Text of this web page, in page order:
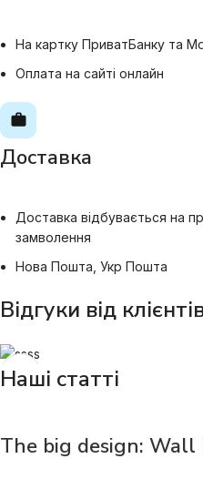
На картку ПриватБанку та
Оплата на сайті онлайн
Доставка
Доставка відбувається на
замволення
Нова Пошта, Укр Пошта
Відгуки від
Наші статті
The big design: Wall